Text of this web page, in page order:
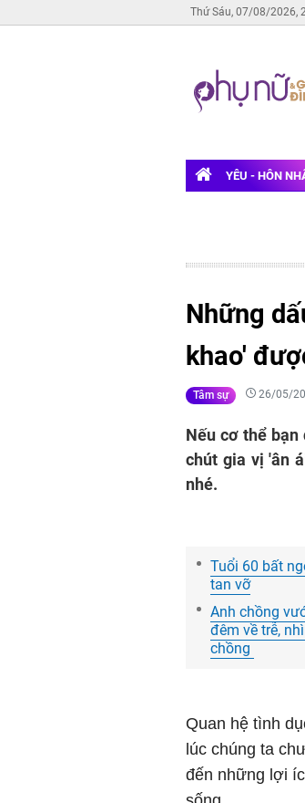
Thứ Sáu, 07/08/2026,
YÊU - HÔN
Những
khao'
Tâm sự 26/05/
Nếu cơ thể
chút gia vị 'ân
nhé.
Tuổi 60 bất
tan vỡ
Anh chồng
đêm về trễ,
chồng
Quan hệ tình
lúc chúng ta
đến những lợi